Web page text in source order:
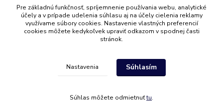
+421 908 861 051
(Po - Pia 7:30-15:30)
info@mati.sk
Pre základnú funkčnosť, spríjemnenie používania webu, analytické
účely a v prípade udelenia súhlasu aj na účely cielenia reklamy
využívame súbory cookies. Nastavenie vlastných preferencií
cookies môžete kedykoľvek upraviť odkazom v spodnej časti
stránok.
Nastavenia Súhlasím
Súhlas môžete odmietnuťtu.